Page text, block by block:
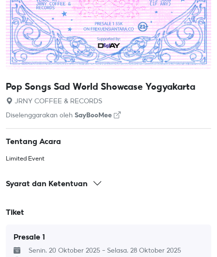
Pop Songs Sad World Showcase Yogyakarta
JRNY COFFEE & RECORDS
Diselenggarakan oleh SayBooMee
Tentang Acara
Limited Event
Syarat dan Ketentuan
Tiket
Presale 1
Senin, 20 Oktober 2025 - Selasa, 28 Oktober 2025